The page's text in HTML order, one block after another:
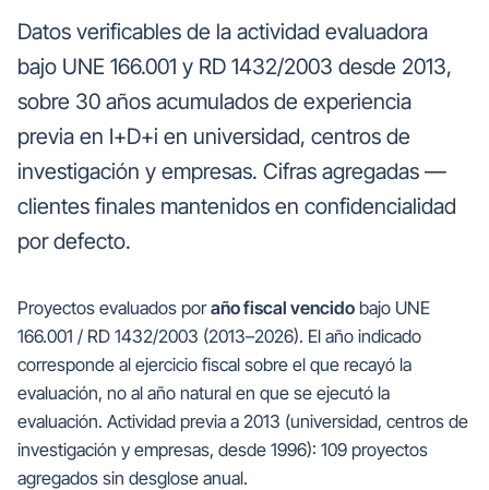
Datos verificables de la actividad evaluadora
bajo UNE 166.001 y RD 1432/2003 desde 2013,
sobre 30 años acumulados de experiencia
previa en I+D+i en universidad, centros de
investigación y empresas. Cifras agregadas —
clientes finales mantenidos en confidencialidad
por defecto.
Proyectos evaluados poraño fiscal vencido bajo UNE
166.001 / RD 1432/2003 (2013–2026). El año indicado
corresponde al ejercicio fiscal sobre el que recayó la
evaluación, no al año natural en que se ejecutó la
evaluación. Actividad previa a 2013 (universidad, centros de
investigación y empresas, desde 1996): 109 proyectos
agregados sin desglose anual.